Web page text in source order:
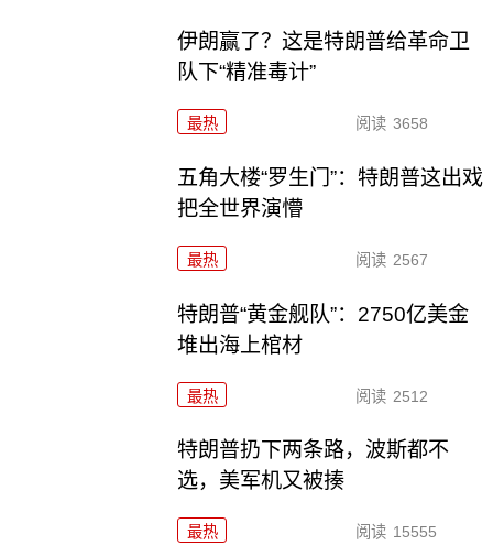
伊朗赢了？这是特朗普给革命卫
队下“精准毒计”
最热 阅读 3658
五角大楼“罗生门”：特朗普这出戏
把全世界演懵
最热 阅读 2567
特朗普“黄金舰队”：2750亿美金
堆出海上棺材
最热 阅读 2512
特朗普扔下两条路，波斯都不
选，美军机又被揍
最热 阅读 15555